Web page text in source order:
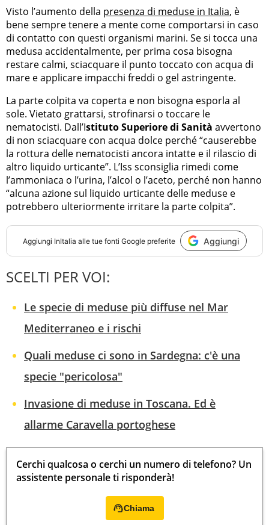
Visto l’aumento della presenza di meduse in Italia, è
bene sempre tenere a mente come comportarsi in caso
di contatto con questi organismi marini. Se si tocca una
medusa accidentalmente, per prima cosa bisogna
restare calmi, sciacquare il punto toccato con acqua di
mare e applicare impacchi freddi o gel astringente.
La parte colpita va coperta e non bisogna esporla al
sole. Vietato grattarsi, strofinarsi o toccare le
nematocisti. Dall’Istituto Superiore di Sanità avvertono
di non sciacquare con acqua dolce perché “causerebbe
la rottura delle nematocisti ancora intatte e il rilascio di
altro liquido urticante”. L’Iss sconsiglia rimedi come
l’ammoniaca o l’urina, l’alcol o l’aceto, perché non hanno
“alcuna azione sul liquido urticante delle meduse e
potrebbero ulteriormente irritare la parte colpita”.
Aggiungi InItalia alle tue fonti Google preferite Aggiungi
SCELTI PER VOI:
Le specie di meduse più diffuse nel Mar
Mediterraneo e i rischi
Quali meduse ci sono in Sardegna: c'è una
specie "pericolosa"
Invasione di meduse in Toscana. Ed è
allarme Caravella portoghese
Cerchi qualcosa o cerchi un numero di telefono? Un
assistente personale ti risponderà!
Chiama